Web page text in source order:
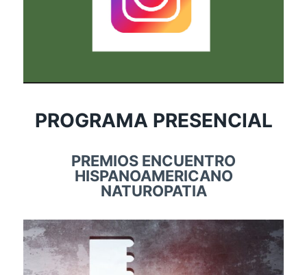
PROGRAMA PRESENCIAL
PREMIOS ENCUENTRO
HISPANOAMERICANO
NATUROPATIA